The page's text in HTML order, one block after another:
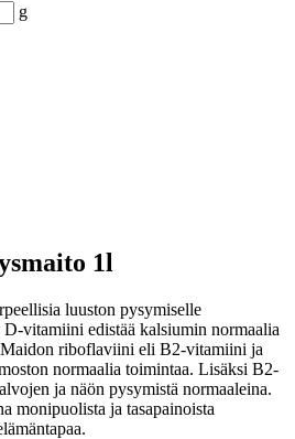
g
1l
luuston pysymiselle
vitamiini edistää kalsiumin normaalia
Maidon riboflaviini eli B2-vitamiini ja
normaalia toimintaa. Lisäksi B2-
ja näön pysymistä normaaleina.
monipuolista ja tasapainoista